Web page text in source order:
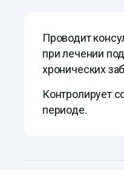
Проводит
при лечении
хронических
Контролирует
периоде.